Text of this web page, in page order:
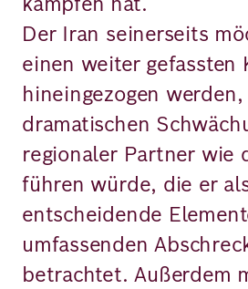
Der Iran seinerseits
einen weiter gefassten
hineingezogen
dramatischen
regionaler Partner wie
führen würde, die er
entscheidende
umfassenden
betrachtet. Außerdem